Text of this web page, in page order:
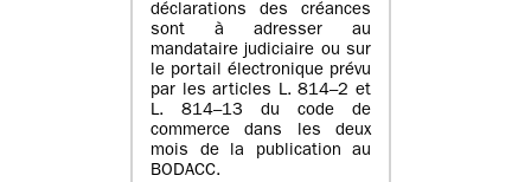
déclarations des créances
sont à adresser au
mandataire judiciaire ou sur
le portail électronique prévu
par les articles L. 814–2 et
L. 814–13 du code de
commerce dans les deux
mois de la publication au
BODACC.